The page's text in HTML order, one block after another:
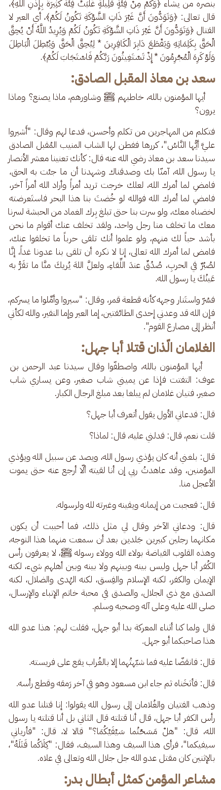
بنصره من يشاء ﴿وَكَمْ مِنْ فِئَةٍ قَلِيلَةٍ غَلَبَتْ فِئَةً كَثِيرَةً بِإِذْنِ اللَّهِ﴾،
قال تعالى: ﴿وَتَوَدُّونَ أَنَّ غَيْرَ ذَاتِ الشَّوْكَةِ تَكُونُ لَكُمْ﴾، أي العير لا
القتال ﴿وَتَوَدُّونَ أَنَّ غَيْرَ ذَاتِ الشَّوْكَةِ تَكُونُ لَكُمْ وَيُرِيدُ اللَّهُ أَنْ يُحِقَّ
الْحَقَّ بِكَلِمَاتِهِ وَيَقْطَعَ دَابِرَ الْكَافِرِينَ * لِيُحِقَّ الْحَقَّ وَيُبْطِلَ الْبَاطِلَ
وَلَوْ كَرِهَ الْمُجْرِمُونَ * إِذْ تَسْتَغِيثُونَ رَبَّكُمْ فَاسْتَجَابَ لَكُمْ﴾.
سعد بن معاذ المقبل الصادق:
أيها المؤمنون بالله، خاطبهم ﷺ وشاورهم، ماذا يصنع؟ وماذا
يرون؟
فتكلم من المهاجرين من تكلم وأحسن، فدعا لهم وقال: "أَشيروا
عليَّ أيُّها النَّاسُ"، كررها ففطن لها الشاب المنيب المُقبل الصادق
سيدنا سعد بن معاذ رضي الله عنه قال: كأنك تعنينا معشر الأنصار
يا رسول الله، آمنّا بك وصدقناك وشهدنا أن ما جئت به الحق،
فامضِ لما أمرك الله، لعلك خرجت تريد أمراً وأراد الله أمراً آخر،
فامضِ لما أمرك الله فوالله لو خُضتَ بنا هذا البحر فاستَعرضته
لخضناه معك، ولو سرت بنا حتى تبلغ بِرك الغماد من الحبشة لسرنا
معك ما تخلف منا رجل واحد، ولقد تخلف عنك أقوام ما نحن
بأشد حباً لك منهم، ولو علموا أنك تلقى حرباً ما تخلفوا عنك،
فامض لما أمرك الله تعالى، إنا لا نكره أن تلقى بنا عدونا غداً، إنَّا
لصُبُرٌ في الحربِ، صُدُقٌ عندَ اللِّقاءِ، ولعلَّ اللهَ يُريكَ منَّا ما تقَرُّ به
عَينُكَ يا رسول الله.
فسُرّ واستَنار وجهه كأنه قطعة قمر، وقال: "سيروا وأمِّلوا ما يسركم،
فإن الله قد وعدني إحدى الطائفتين، إما العير وإما النفير، والله لكأني
أنظر إلى مصارع القوم".
الغلامان الّذان قتلا أبا جهل:
أيها المؤمنون بالله، واصطفّوا وقال سيدنا عبد الرحمن بن
عوف: التفتت فإذا عن يميني شاب صغير، وعن يساري شاب
صغير، فتيان غلامان لم يبلغا بعد مبلغ الرجال الكبار.
قال: فدعاني الأول يقول أتعرف أبا جهل؟
قلت نعم، قال: فدلني عليه، قال: لماذا؟
قال: بلغني أنه كان يؤذي رسول الله، ويصد عن سبيل الله ويؤذي
المؤمنين، وقد عاهدتُ ربي إن أنا لقيته ألّا أرجع عنه حتى يموت
الأعجل منا.
قال: فعجبت من إيمانه ويقينه وغيرته لله ولرسوله.
قال: ودعاني الآخر وقال لي مثل ذلك، فما أحببت أن يكون
مكانهما رجلين كبيرين جَلدين بعد أن سمعت منهما هذا التوجه،
وهذه القلوب الفياضة بولاء الله وولاء رسوله ﷺ، لا يعرفون رأس
الكُفر أبا جهل وليس بينه وبينهم ولا بينه وبين أهلهم شيء، لكنه
الإيمان والكفر، لكنه الإسلام والفِسق، لكنه الهُدى والضلال، لكنه
الصدق مع ذي الجلال، والصدق في محبة خاتم الإنباء والإرسال،
صلى الله عليه وعلى آله وصحبه وسلم.
قال ولما كنا أثناء المعركة بدا أبو جهل، فقلت لهم: هذا عدو الله
هذا صاحبكما أبو جهل.
قال: فانقضّا عليه فما شبّهتُهما إلا بالغُراب يقع على فريسته.
قال: فأثخَناه ثم جاء ابن مسعود وهو في آخر رَمقه وقطع رأسه.
وذهب الفتيان والغُلامان إلى رسول الله يقولوا: إنا قتلنا عدو الله
رأس الكفر أبا جهل، قال أنا قتلته قال الثاني بل أنا قتلته يا رسول
الله، قال: "هلْ مَسَحْتُما سَيْفَيْكُمَا؟" قالا لا، قال: "فأرياني
سيفيكما"، فرأى هذا السيف وهذا السيف، فقال: "كِلَاكُما قَتَلَهُ"،
بالإثنين كان مقتل عدو الله جل جلال الله وتعالى في علاه.
مشاعر المؤمن كمثل أبطال بدر: